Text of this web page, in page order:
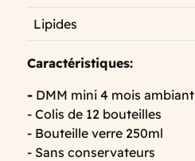
Lipides
Caractéristiques:
- DMM mini 4 mois ambiant
- Colis de 12 bouteilles
- Bouteille verre 250ml
- Sans conservateurs